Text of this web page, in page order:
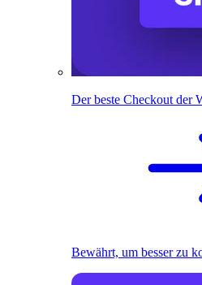
Der beste Checkout der
Bewährt, um besser zu